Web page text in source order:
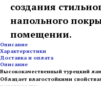
создания
напольного
помещении.
Описание
Характеристики
Доставка и оплата
Описание
Высококачественный турецкий
Обладает влагостойкими